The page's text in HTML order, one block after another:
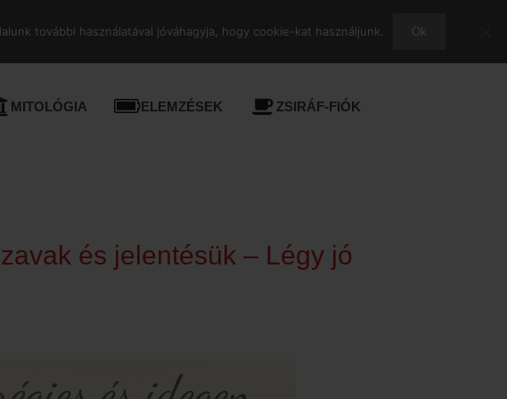
MITOLÓGIA ELEMZÉSEK ZSIRÁF-FIÓK
és jelentésük – Légy jó
további használatával jóváhagyja, hogy cookie-kat használjunk. Ok